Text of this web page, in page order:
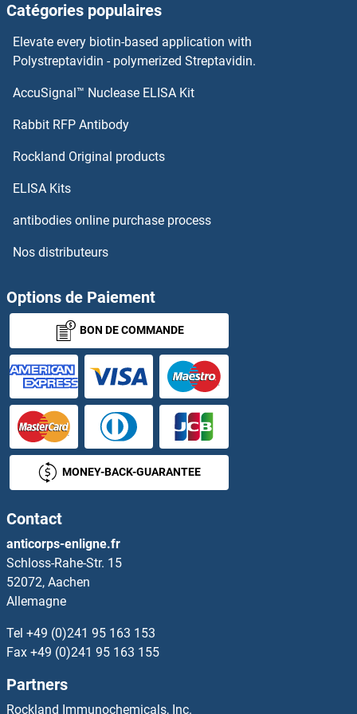
SLURP1 Kits ELISA
SMCP Kits ELISA
SMG6 Kits ELISA
SMG7 Kits ELISA
SMN1 Kits ELISA
SMN2 Kits ELISA
SMNDC1 Kits ELISA
SMO Kits ELISA
SMOC1 Kits ELISA
SMOC2 Kits ELISA
Smoothelin Kits ELISA
SMOX Kits ELISA
SMPD1 Kits ELISA
SMPD2 Kits ELISA
SMPD3 Kits ELISA
SMS Kits ELISA
Catégories populaires
Elevate every biotin-based application with
Polystreptavidin - polymerized Streptavidin.
AccuSignal™ Nuclease ELISA Kit
Rabbit RFP Antibody
Rockland Original products
ELISA Kits
antibodies online purchase process
Nos distributeurs
Options de Paiement
BON DE COMMANDE
MONEY-BACK-GUARANTEE
Contact
anticorps-enligne.fr
Schloss-Rahe-Str. 15
52072, Aachen
Allemagne
Tel +49 (0)241 95 163 153
Fax +49 (0)241 95 163 155
Partners
Rockland Immunochemicals, Inc.